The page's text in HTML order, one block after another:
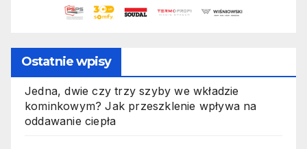
Ostatnie wpisy
Jedna, dwie czy trzy szyby we wkładzie
kominkowym? Jak przeszklenie wpływa na
oddawanie ciepła